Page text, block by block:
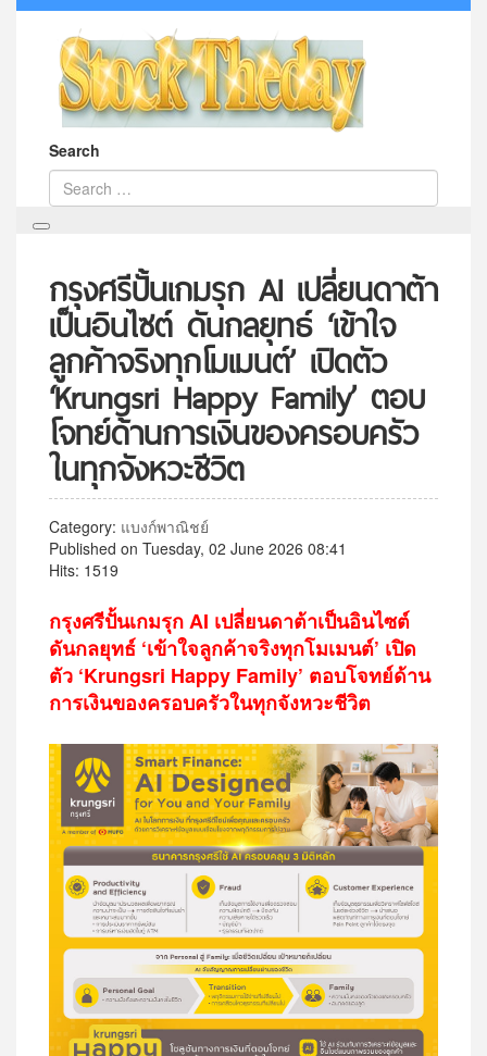
Search
กรุงศรีปั้นเกมรุก AI เปลี่ยนดาต้า
เป็นอินไซต์ ดันกลยุทธ์ ‘เข้าใจ
ลูกค้าจริงทุกโมเมนต์’ เปิดตัว
‘Krungsri Happy Family’ ตอบ
โจทย์ด้านการเงินของครอบครัว
ในทุกจังหวะชีวิต
Category: แบงก์พาณิชย์
Published on Tuesday, 02 June 2026 08:41
Hits: 1519
กรุงศรีปั้นเกมรุก AI เปลี่ยนดาต้าเป็นอินไซต์
ดันกลยุทธ์ ‘เข้าใจลูกค้าจริงทุกโมเมนต์’ เปิด
ตัว ‘Krungsri Happy Family’ ตอบโจทย์ด้าน
การเงินของครอบครัวในทุกจังหวะชีวิต